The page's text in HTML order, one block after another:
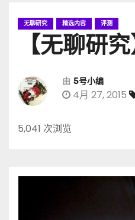
无聊研究 精选内容 评测
【无聊研
由 5号小编
4月 27, 2015
5,041 次浏览